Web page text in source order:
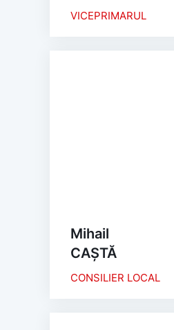
VICEPRIMARUL
Mihail
CAȘTĂ
CONSILIER LOCAL